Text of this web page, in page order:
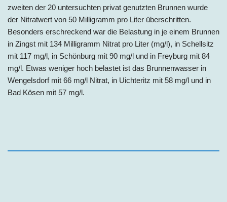
zweiten der 20 untersuchten privat genutzten Brunnen wurde
der Nitratwert von 50 Milligramm pro Liter überschritten.
Besonders erschreckend war die Belastung in je einem Brunnen
in Zingst mit 134 Milligramm Nitrat pro Liter (mg/l), in Schellsitz
mit 117 mg/l, in Schönburg mit 90 mg/l und in Freyburg mit 84
mg/l. Etwas weniger hoch belastet ist das Brunnenwasser in
Wengelsdorf mit 66 mg/l Nitrat, in Uichteritz mit 58 mg/l und in
Bad Kösen mit 57 mg/l.